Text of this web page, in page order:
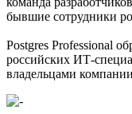
бывшие сотрудники
Postgres Professional
российских ИТ-
владельцами